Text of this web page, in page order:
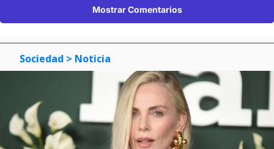
Mostrar Comentarios
Sociedad > Noticia